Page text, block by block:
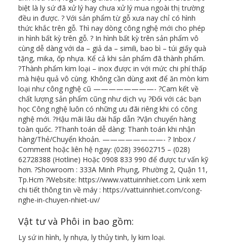
biệt là ly sứ đã xử lý hay chưa xử lý mua ngoài thị trường
đều in được. ? Với sản phẩm từ gỗ xưa nay chỉ có hình
thức khắc trên gỗ. Thì nay dòng công nghệ mới cho phép
in hình bất kỳ trên gỗ. ?️ In hình bất kỳ trên sản phẩm vô
cùng dễ dàng với da – giả da – simili, bao bì – túi giấy quà
tặng, mika, ốp nhựa. Kể cả khi sản phẩm đã thành phẩm.
?Thành phẩm kim loại – inox được in với mức chi phí thấp
mà hiệu quả vô cùng. Không cần dùng axit để ăn mòn kim
loại như công nghệ cũ ————————- ?Cam kết về
chất lượng sản phẩm cũng như dịch vụ ?Đối với các bạn
học Công nghệ luôn có những ưu đãi riêng khi có công
nghệ mới. ?Hậu mãi lâu dài hấp dẫn ?Vận chuyển hàng
toàn quốc. ?Thanh toán dễ dàng: Thanh toán khi nhận
hàng/Thẻ/Chuyển khoản. ————————- ? Inbox /
Comment hoặc liên hệ ngay: (028) 39602715 – (028)
62728388 (Hotline) Hoặc 0908 833 990 để được tư vấn kỹ
hơn. ?Showroom : 333A Minh Phụng, Phường 2, Quận 11,
Tp.Hcm ?Website: https://www.vattuinnhiet.com Link xem
chi tiết thông tin về máy : https://vattuinnhiet.com/cong-
nghe-in-chuyen-nhiet-uv/
Vật tư và Phôi in bao gồm:
Ly sứ in hình, ly nhựa, ly thủy tinh, ly kim loại.